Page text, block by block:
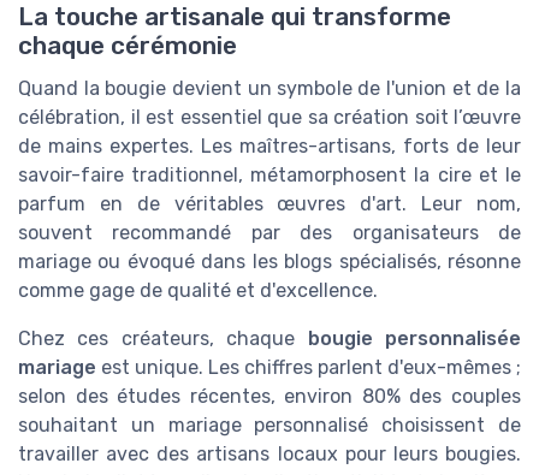
La touche artisanale qui transforme
chaque cérémonie
Quand la bougie devient un symbole de l'union et de la
célébration, il est essentiel que sa création soit l’œuvre
de mains expertes. Les maîtres-artisans, forts de leur
savoir-faire traditionnel, métamorphosent la cire et le
parfum en de véritables œuvres d'art. Leur nom,
souvent recommandé par des organisateurs de
mariage ou évoqué dans les blogs spécialisés, résonne
comme gage de qualité et d'excellence.
Chez ces créateurs, chaque bougie personnalisée
mariage est unique. Les chiffres parlent d'eux-mêmes ;
selon des études récentes, environ 80% des couples
souhaitant un mariage personnalisé choisissent de
travailler avec des artisans locaux pour leurs bougies.